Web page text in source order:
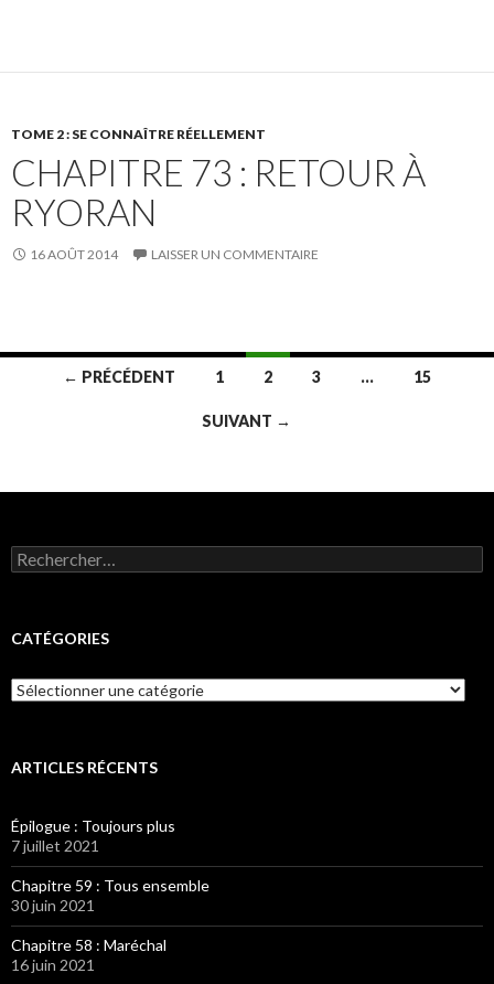
TOME 2 : SE CONNAÎTRE RÉELLEMENT
CHAPITRE 73 : RETOUR À
RYORAN
16 AOÛT 2014 LAISSER UN COMMENTAIRE
Navigation
← PRÉCÉDENT 1 2 3 … 15
SUIVANT →
Rechercher :
CATÉGORIES
Catégories
ARTICLES RÉCENTS
Épilogue : Toujours plus
7 juillet 2021
Chapitre 59 : Tous ensemble
30 juin 2021
Chapitre 58 : Maréchal
16 juin 2021